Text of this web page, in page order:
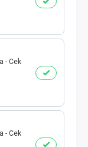
- Cek
- Cek